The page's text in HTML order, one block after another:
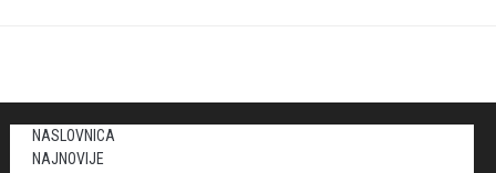
NASLOVNICA
NAJNOVIJE